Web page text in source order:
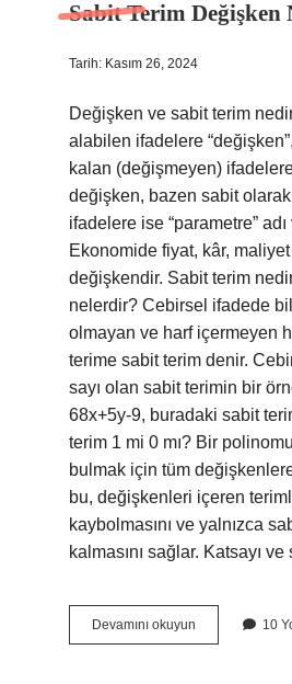
Sabit Terim Değişken
Tarih: Kasım 26, 2024
Değişken ve sabit terim
alabilen ifadelere
kalan (değişmeyen)
değişken, bazen sabit olarak
ifadelere ise “parametre” adı
Ekonomide fiyat, kâr,
değişkendir. Sabit terim
nelerdir? Cebirsel ifadede
olmayan ve harf içermeyen
terime sabit terim denir.
sayı olan sabit terimin bir
68x+5y-9, buradaki sabit
terim 1 mi 0 mı? Bir
bulmak için tüm
bu, değişkenleri içeren
kaybolmasını ve yalnızca
kalmasını sağlar. Katsayı
Devamını okuyun
Terim
10